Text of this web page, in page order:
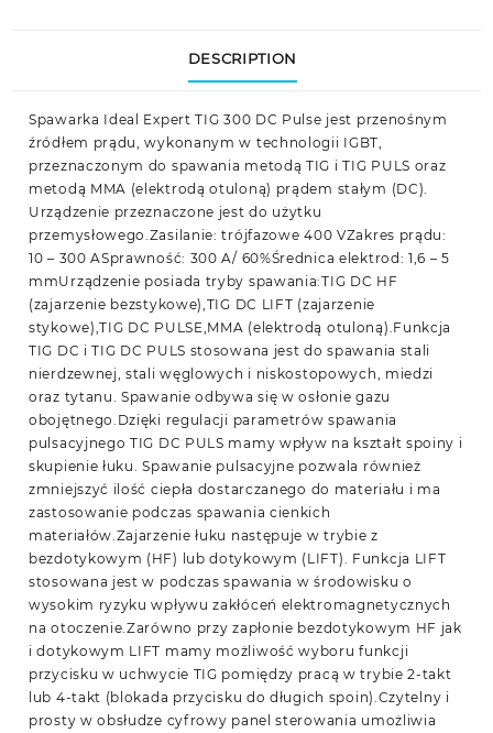
DESCRIPTION
Spawarka Ideal Expert TIG 300 DC Pulse jest przenośnym
źródłem prądu, wykonanym w technologii IGBT,
przeznaczonym do spawania metodą TIG i TIG PULS oraz
metodą MMA (elektrodą otuloną) prądem stałym (DC).
Urządzenie przeznaczone jest do użytku
przemysłowego.Zasilanie: trójfazowe 400 VZakres prądu:
10 – 300 ASprawność: 300 A/ 60%Średnica elektrod: 1,6 – 5
mmUrządzenie posiada tryby spawania:TIG DC HF
(zajarzenie bezstykowe),TIG DC LIFT (zajarzenie
stykowe),TIG DC PULSE,MMA (elektrodą otuloną).Funkcja
TIG DC i TIG DC PULS stosowana jest do spawania stali
nierdzewnej, stali węglowych i niskostopowych, miedzi
oraz tytanu. Spawanie odbywa się w osłonie gazu
obojętnego.Dzięki regulacji parametrów spawania
pulsacyjnego TIG DC PULS mamy wpływ na kształt spoiny i
skupienie łuku. Spawanie pulsacyjne pozwala również
zmniejszyć ilość ciepła dostarczanego do materiału i ma
zastosowanie podczas spawania cienkich
materiałów.Zajarzenie łuku następuje w trybie z
bezdotykowym (HF) lub dotykowym (LIFT). Funkcja LIFT
stosowana jest w podczas spawania w środowisku o
wysokim ryzyku wpływu zakłóceń elektromagnetycznych
na otoczenie.Zarówno przy zapłonie bezdotykowym HF jak
i dotykowym LIFT mamy możliwość wyboru funkcji
przycisku w uchwycie TIG pomiędzy pracą w trybie 2-takt
lub 4-takt (blokada przycisku do długich spoin).Czytelny i
prosty w obsłudze cyfrowy panel sterowania umożliwia